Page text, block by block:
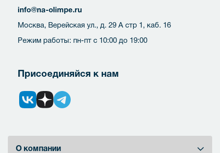
info@na-olimpe.ru
Москва, Верейская ул., д. 29 А стр 1, каб. 16
Режим работы: пн-пт с 10:00 до 19:00
Присоединяйся к нам
О компании